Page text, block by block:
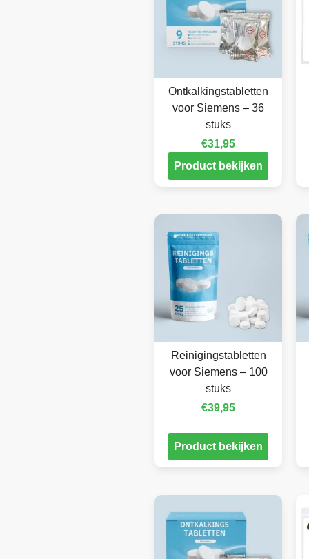
Ontkalkingstabletten
voor Siemens – 36
stuks
€31,95
Product bekijken
Reinigingstabletten
voor Siemens – 100
stuks
€39,95
Product bekijken